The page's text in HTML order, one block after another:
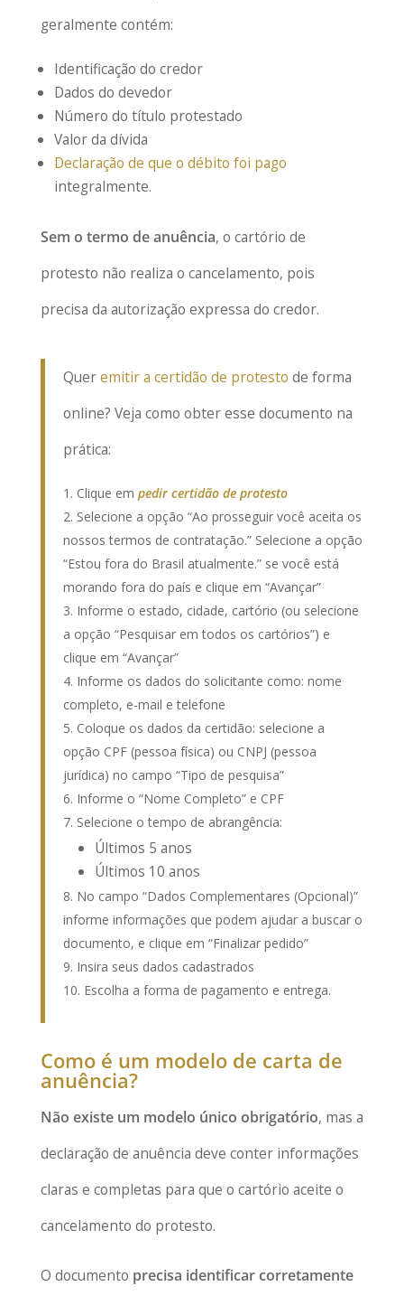
geralmente contém:
Identificação do credor
Dados do devedor
Número do título protestado
Valor da dívida
Declaração de que o débito foi pago
integralmente.
Sem o termo de anuência, o cartório de
protesto não realiza o cancelamento, pois
precisa da autorização expressa do credor.
Queremitir a certidão de protesto de forma
online? Veja como obter esse documento na
prática:
Clique em pedir certidão de protesto
Selecione a opção “Ao prosseguir você aceita os
nossos termos de contratação.” Selecione a opção
“Estou fora do Brasil atualmente.” se você está
morando fora do país e clique em “Avançar”
Informe o estado, cidade, cartório (ou selecione
a opção “Pesquisar em todos os cartórios”) e
clique em “Avançar”
Informe os dados do solicitante como: nome
completo, e-mail e telefone
Coloque os dados da certidão: selecione a
opção CPF (pessoa física) ou CNPJ (pessoa
jurídica) no campo “Tipo de pesquisa”
Informe o “Nome Completo” e CPF
Selecione o tempo de abrangência:
Últimos 5 anos
Últimos 10 anos
No campo “Dados Complementares (Opcional)”
informe informações que podem ajudar a buscar o
documento, e clique em “Finalizar pedido”
Insira seus dados cadastrados
Escolha a forma de pagamento e entrega.
Como é um modelo de carta de
anuência?
Não existe um modelo único obrigatório, mas a
declaração de anuência deve conter informações
claras e completas para que o cartório aceite o
cancelamento do protesto.
O documento precisa identificar corretamente